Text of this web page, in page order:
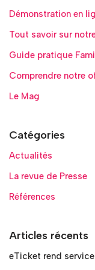
Démonstration en
Tout savoir sur
Guide pratique
Comprendre notre
Le Mag
Catégories
Actualités
La revue de Presse
Références
Articles récents
eTicket rend